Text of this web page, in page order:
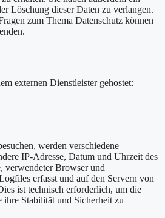
Löschung dieser Daten zu verlangen.
zum Thema Datenschutz können
externen Dienstleister gehostet:
werden verschiedene
IP-Adresse, Datum und Uhrzeit des
verwendeter Browser und
erfasst und auf den Servern von
ist technisch erforderlich, um die
ihre Stabilität und Sicherheit zu